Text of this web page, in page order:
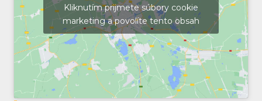
Kliknutím prijmete súbory cookie
marketing a povolíte tento obsah